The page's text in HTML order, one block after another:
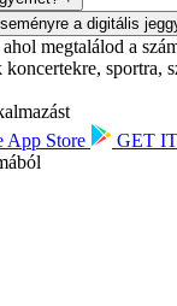
a digitális
megtalálod a
koncertekre, sportra,
App Store GET